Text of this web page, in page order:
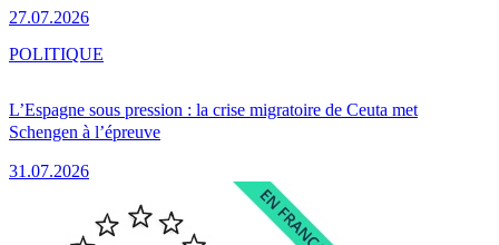
27.07.2026
L’Espagne sous pression : la crise migratoire de Ceuta met
Schengen à l’épreuve
31.07.2026
POLITIQUE